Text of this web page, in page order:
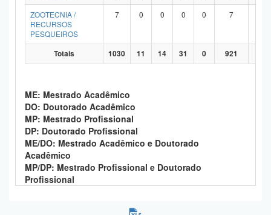
ZOOTECNIA /
RECURSOS
PESQUEIROS
7 0 0 0 0 7
Totais 1030 11 14 31 0 921
ME: Mestrado Acadêmico
DO: Doutorado Acadêmico
MP: Mestrado Profissional
DP: Doutorado Profissional
ME/DO: Mestrado Acadêmico e Doutorado
Acadêmico
MP/DP: Mestrado Profissional e Doutorado
Profissional